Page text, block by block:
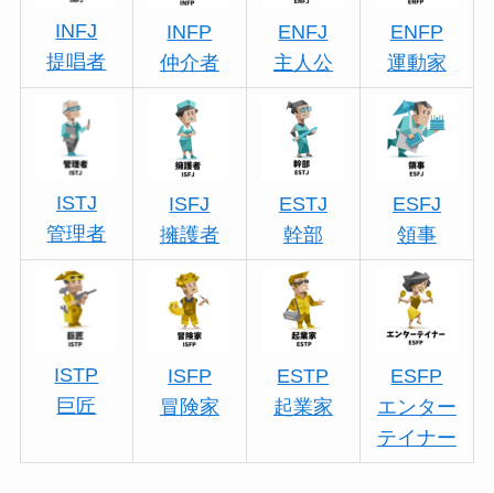
INFJ
提唱者
INFP
仲介者
ENFJ
主人公
ENFP
運動家
ISTJ
管理者
ISFJ
擁護者
ESTJ
幹部
ESFJ
領事
ISTP
巨匠
ISFP
冒険家
ESTP
起業家
ESFP
エンター
テイナー